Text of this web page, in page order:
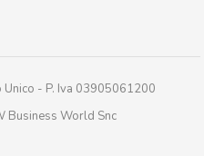
- P. Iva 03905061200
Business World Snc